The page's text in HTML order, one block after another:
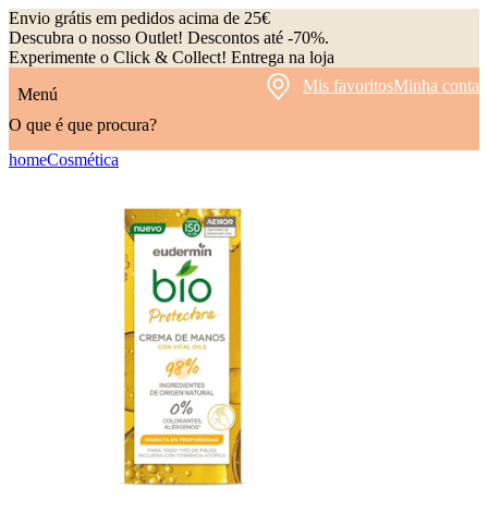
Envio grátis em pedidos acima de 25€
Descubra o nosso Outlet! Descontos até -70%.
Experimente o Click & Collect! Entrega na loja
Menú
Mis favoritosMinha conta
O que é que procura?
homeCosmética